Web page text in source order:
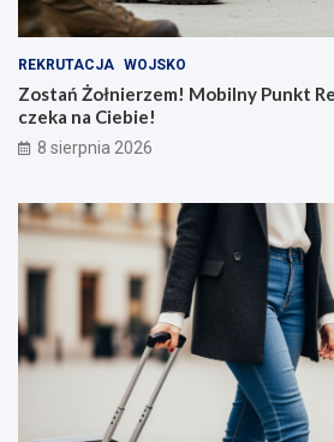
REKRUTACJA WOJSKO
Zostań Żołnierzem! Mobilny Punkt
czeka na Ciebie!
8 sierpnia 2026